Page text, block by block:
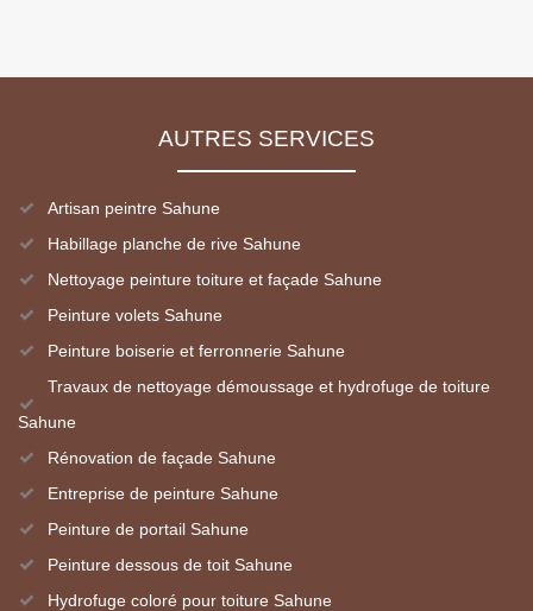
AUTRES SERVICES
Artisan peintre Sahune
Habillage planche de rive Sahune
Nettoyage peinture toiture et façade Sahune
Peinture volets Sahune
Peinture boiserie et ferronnerie Sahune
Travaux de nettoyage démoussage et hydrofuge de toiture
Sahune
Rénovation de façade Sahune
Entreprise de peinture Sahune
Peinture de portail Sahune
Peinture dessous de toit Sahune
Hydrofuge coloré pour toiture Sahune